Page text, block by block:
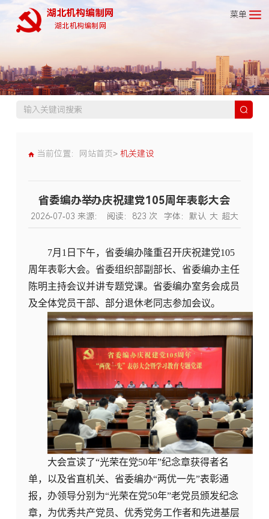
湖北机构编制网
湖北机构编制网
菜单
当前位置： 网站首页> 机关建设
省委编办举办庆祝建党105周年表彰大会
2026-07-03 来源： 阅读： 823 次 字体： 默认 大 超大
7月1日下午，省委编办隆重召开庆祝建党105
周年表彰大会。省委组织部副部长、省委编办主任
陈明主持会议并讲专题党课。省委编办室务会成员
及全体党员干部、部分退休老同志参加会议。
大会宣读了“光荣在党50年”纪念章获得者名
单，以及省直机关、省委编办“两优一先”表彰通
报，办领导分别为“光荣在党50年”老党员颁发纪念
章，为优秀共产党员、优秀党务工作者和先进基层